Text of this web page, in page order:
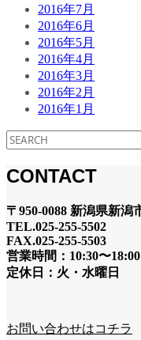
2016年7月
2016年6月
2016年5月
2016年4月
2016年3月
2016年2月
2016年1月
CONTACT
〒950-0088 新潟県新潟
TEL.025-255-5502
FAX.025-255-5503
営業時間：10:30〜18:00
定休日：火・水曜日
お問い合わせはコチラ